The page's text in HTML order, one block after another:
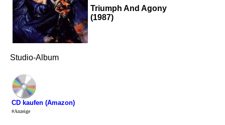
Triumph And Agony
(1987)
Studio-Album
CD kaufen (Amazon)
#Anzeige